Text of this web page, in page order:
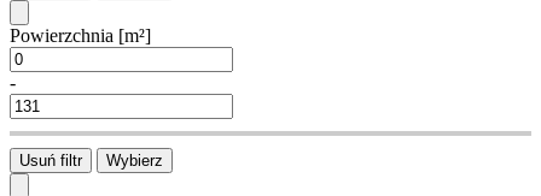
Powierzchnia [m²]
-
Usuń filtr Wybierz